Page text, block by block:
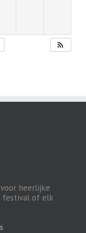
heerlijke
festival of elk